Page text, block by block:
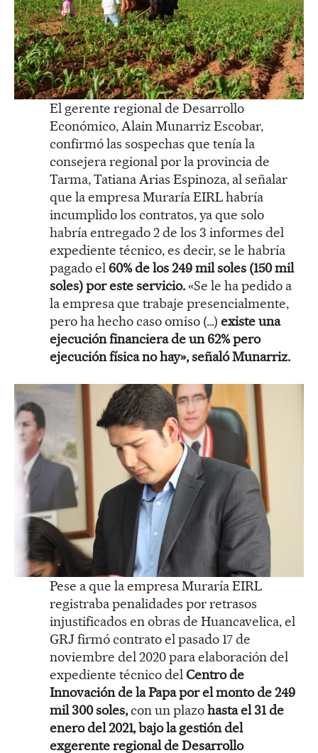
El gerente regional de Desarrollo
Económico, Alain Munarriz Escobar,
confirmó las sospechas que tenía la
consejera regional por la provincia de
Tarma, Tatiana Arias Espinoza, al señalar
que la empresa Muraría EIRL habría
incumplido los contratos, ya que solo
habría entregado 2 de los 3 informes del
expediente técnico, es decir, se le habría
pagado el60% de los 249 mil soles (150 mil
soles) por este servicio.«Se le ha pedido a
la empresa que trabaje presencialmente,
pero ha hecho caso omiso (…) existe una
ejecución financiera de un 62% pero
ejecución física no hay», señaló Munarriz.
Pese a que la empresa Muraría EIRL
registraba penalidades por retrasos
injustificados en obras de Huancavelica, el
GRJ firmó contrato el pasado 17 de
noviembre del 2020 para elaboración del
expediente técnico delCentro de
Innovación de la Papa por el monto de 249
mil 300 soles,con un plazohasta el 31 de
enero del 2021, bajo la gestión del
exgerente regional de Desarrollo